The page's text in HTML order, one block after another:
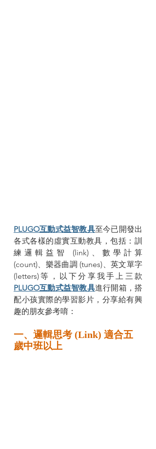
PLUGO互動式益智教具至今已開發出
各式各樣的虛實互動教具，包括：訓
練邏輯益智 (link)、數學計算
(count)、樂器曲調 (tunes)、英文單字
(letters)等，以下分享我手上三款
PLUGO互動式益智教具進行開箱，搭
配小孩實際的學習影片，分享給有興
趣的朋友參考唷：
一、邏輯思考 (Link) 適合五
歲中班以上